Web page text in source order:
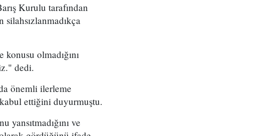
Kurulu tarafından
olmadığını
dedi.
önemli ilerleme
kabul ettiğini duyurmuştu.
ve